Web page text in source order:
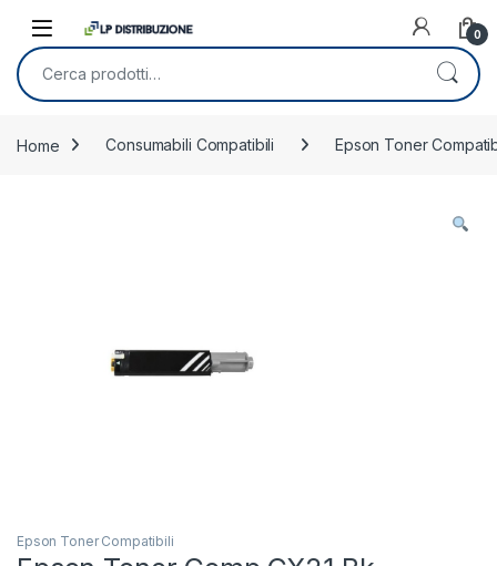
0
Cerca:
Home Consumabili Compatibili Epson Toner
Epson Toner Compatibili